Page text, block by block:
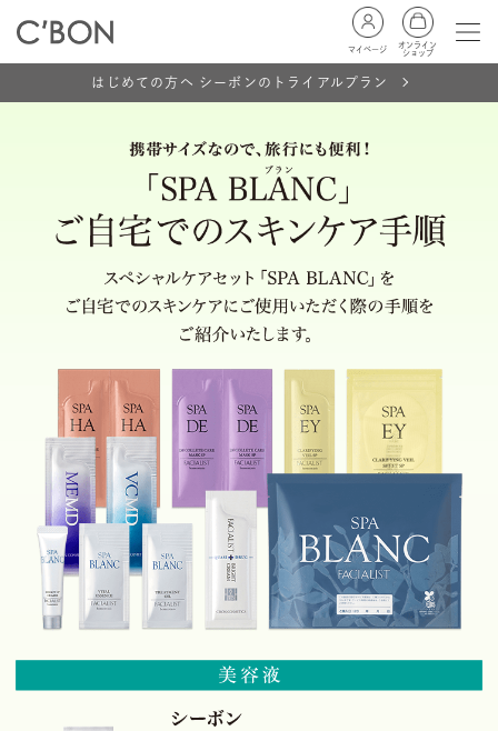
マイページ
オンライン
ショップ
はじめての方へ シーボンのトライアルプラン